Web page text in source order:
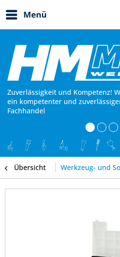
Menü
Zuverlässigkeit und Kompetenz!
ein kompetenter und
Fachhandel
Übersicht Werkzeug- und